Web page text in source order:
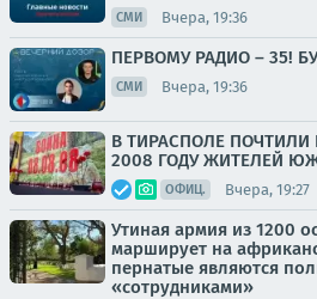
СМИ Вчера, 19:36
ПЕРВОМУ РАДИО – 35!
СМИ Вчера, 19:36
В ТИРАСПОЛЕ
2008 ГОДУ ЖИТЕЛЕЙ
ОФИЦ. Вчера, 19:27
Утиная армия из 1200
марширует на
пернатые являются
«сотрудниками»